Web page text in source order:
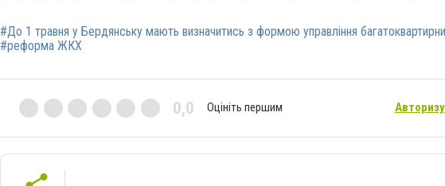
#До 1 травня у Бердянську мають визначитись з формою управління
#реформа ЖКХ
0,0 Оцініть першим